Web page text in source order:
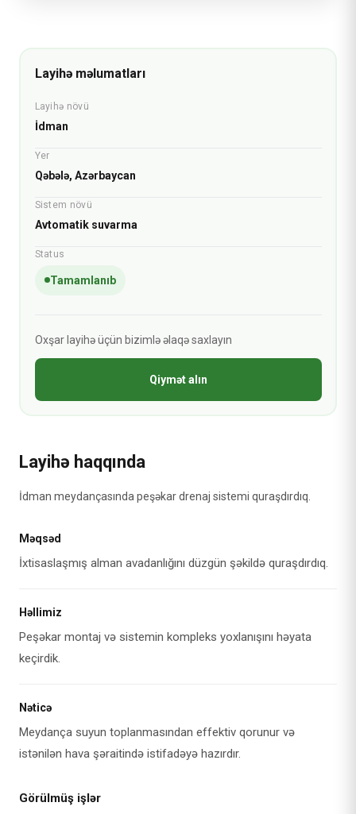
Layihə haqqında
İdman meydançasında peşəkar drenaj sistemi quraşdırdıq.
Məqsəd
İxtisaslaşmış alman avadanlığını düzgün şəkildə quraşdırdıq.
Həllimiz
Peşəkar montaj və sistemin kompleks yoxlanışını həyata
keçirdik.
Nəticə
Meydança suyun toplanmasından effektiv qorunur və
istənilən hava şəraitində istifadəyə hazırdır.
Görülmüş işlər
Layihə məlumatları
Layihə növü
İdman
Yer
Qəbələ, Azərbaycan
Sistem növü
Avtomatik suvarma
Status
Tamamlanıb
Oxşar layihə üçün bizimlə əlaqə saxlayın
Qiymət alın